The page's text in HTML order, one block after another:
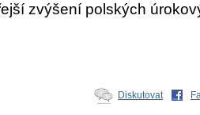
zvýšení polských
Diskutovat